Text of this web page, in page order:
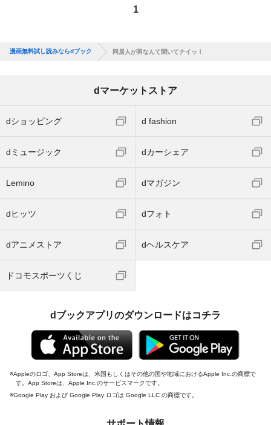
1
漫画無料試し読みならdブック 同居人が男なんて聞いてナイッ！
dマーケットストア
dショッピング d fashion
dミュージック dカーシェア
Lemino dマガジン
dヒッツ dフォト
dアニメストア dヘルスケア
ドコモスポーツくじ
dブックアプリのダウンロードはコチラ
Appleのロゴ、App Storeは、米国もしくはその他の国や地域におけるApple Inc.の商標で
す。App Storeは、Apple Inc.のサービスマークです。
Google Play および Google Play ロゴは Google LLC の商標です。